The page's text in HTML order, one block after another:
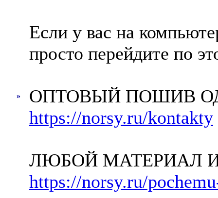
»
Если у вас на
просто перейдите по
ОПТОВЫЙ ПОШИВ
https://norsy.ru/kontakty
ЛЮБОЙ МАТЕРИАЛ
https://norsy.ru/